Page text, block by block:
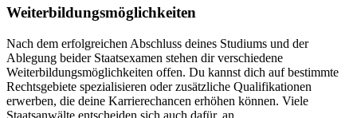
Weiterbildungsmöglichkeiten
Nach dem erfolgreichen Abschluss deines Studiums und der
Ablegung beider Staatsexamen stehen dir verschiedene
Weiterbildungsmöglichkeiten offen. Du kannst dich auf bestimmte
Rechtsgebiete spezialisieren oder zusätzliche Qualifikationen
erwerben, die deine Karrierechancen erhöhen können. Viele
Staatsanwälte entscheiden sich auch dafür, an